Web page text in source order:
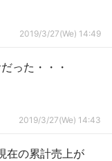
2019/3/27(We) 14:49
った・・・
2019/3/27(We) 14:43
在の累計売上が